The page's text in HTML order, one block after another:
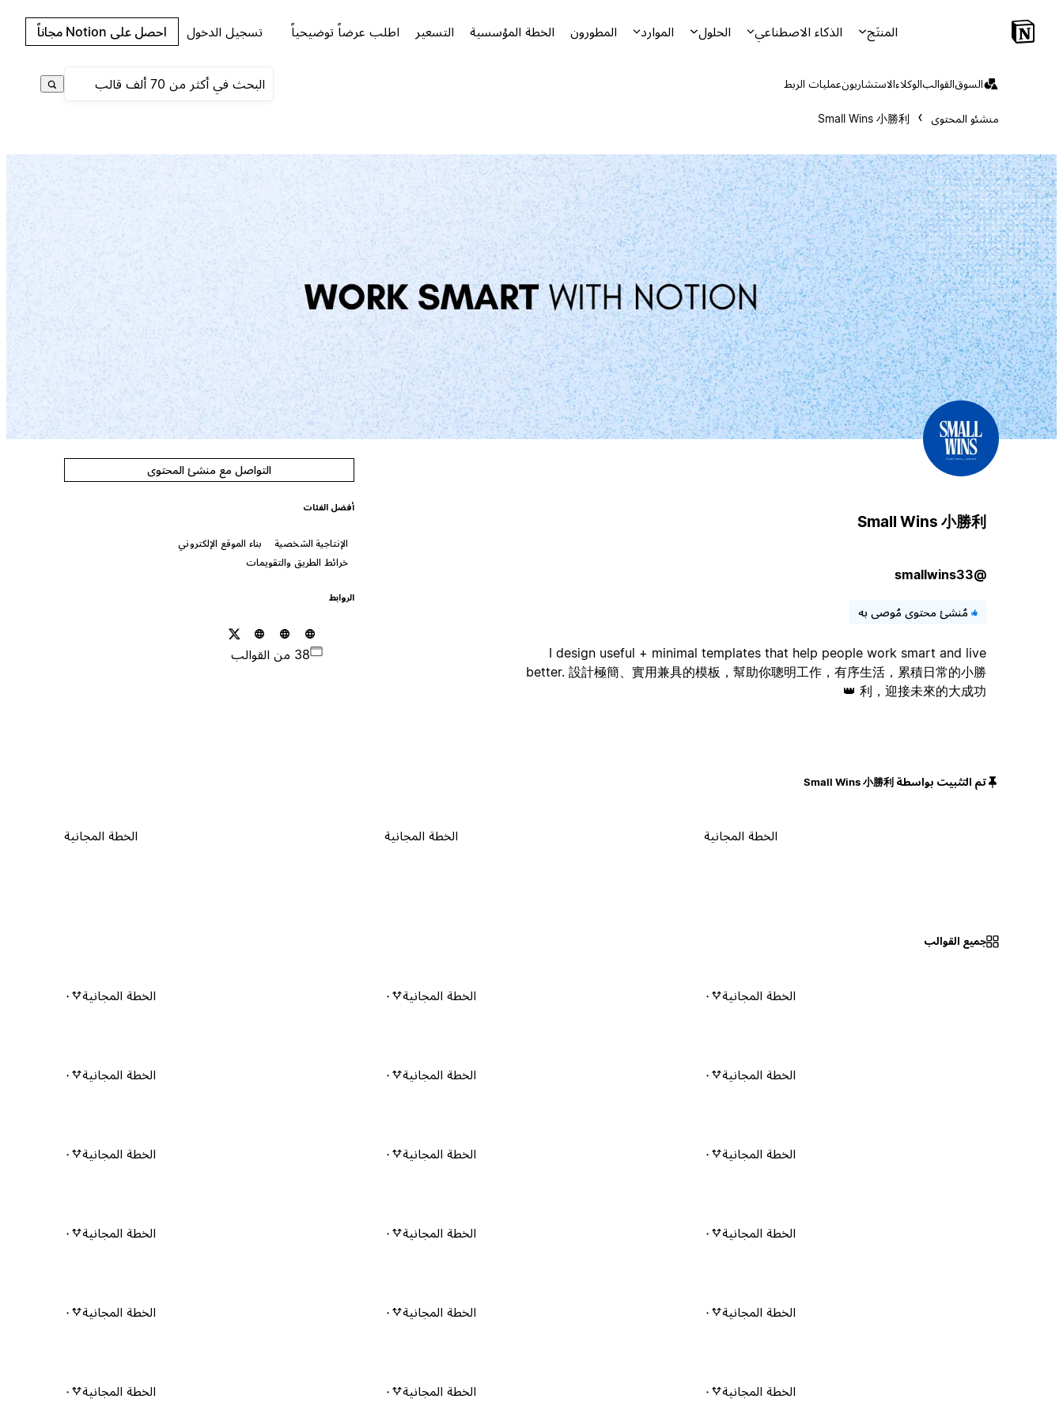
المنتَج الذكاء الاصطناعي الحلول الموارد المطورون الخطة المؤسسية التسعير اطلب عرضاً توضيحياً تسجيل الدخول احصل على Notion مجاناً
السوقالقوالبالوكلاءالاستشاريونعمليات الربط
منشئو المحتوى Small Wins 小勝利
Small Wins 小勝利
@smallwins33
مُنشئ محتوى مُوصى به
I design useful + minimal templates that help people work smart and live
better. 設計極簡、實用兼具的模板，幫助你聰明工作，有序生活，累積日常的小勝
利，迎接未來的大成功 👑
التواصل مع منشئ المحتوى
أفضل الفئات
الإنتاجية الشخصية
بناء الموقع الإلكتروني
خرائط الطريق والتقويمات
الروابط
38 من القوالب
تم التثبيت بواسطة Small Wins 小勝利
الخطة المجانية الخطة المجانية الخطة المجانية
جميع القوالب
الخطة المجانية ٠ الخطة المجانية ٠ الخطة المجانية ٠
الخطة المجانية ٠ الخطة المجانية ٠ الخطة المجانية ٠
الخطة المجانية ٠ الخطة المجانية ٠ الخطة المجانية ٠
الخطة المجانية ٠ الخطة المجانية ٠ الخطة المجانية ٠
الخطة المجانية ٠ الخطة المجانية ٠ الخطة المجانية ٠
الخطة المجانية ٠ الخطة المجانية ٠ الخطة المجانية ٠